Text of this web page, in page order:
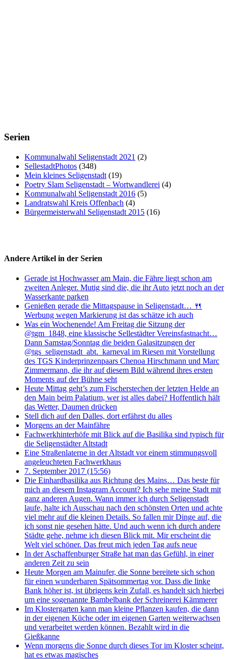
Serien
Kommunalwahl Seligenstadt 2021 (2)
SellestadtPhotos (348)
Mein kleines Seligenstadt (19)
Poetry Slam Seligenstadt – Wortwandlerei (4)
Kommunalwahl Seligenstadt 2016 (5)
Landratswahl Kreis Offenbach (4)
Bürgermeisterwahl Seligenstadt 2015 (16)
Andere Artikel in der Serien
Gerade ist Hochwasser am Main, die Fähre liegt schon am
zweiten Anleger. Mutig sind die, die ihr Auto jetzt noch an der
Wasserkante parken
Genießen gerade die Mittagspause in Seligenstadt… 🍴
Werbung wegen Markierung ist das schätze ich auch
Was ein Wochenende! Am Freitag die Sitzung der
@tgm_1848, eine klassische Sellestädter Vereinsfastnacht…
Dann Samstag/Sonntag die beiden Galasitzungen der
@tgs_seligenstadt_abt._karneval im Riesen mit Vorstellung
des TGS Kinderprinzenpaars Chenoa Hirschmann und Marc
Zimmermann, die ihr auf diesem Bild während ihres ersten
Moments auf der Bühne seht
Heute Mittag geht’s zum Fischerstechen der letzten Helde an
den Main beim Palatium, wer ist alles dabei? Hoffentlich hält
das Wetter, Daumen drücken
Stell dich auf den Dalles, dort erfährst du alles
Morgens an der Mainfähre
Fachwerkhinterhöfe mit Blick auf die Basilika sind typisch für
die Seligenstädter Altstadt
Eine Straßenlaterne in der Altstadt vor einem stimmungsvoll
angeleuchteten Fachwerkhaus
7. September 2017 (15:56)
Die Einhardbasilika aus Richtung des Mains… Das beste für
mich an diesem Instagram Account? Ich sehe meine Stadt mit
ganz anderen Augen. Wann immer ich durch Seligenstadt
laufe, halte ich Ausschau nach den schönsten Orten und achte
viel mehr auf die kleinen Details. So fallen mir Dinge auf, die
ich sonst nie gesehen hätte. Und auch wenn ich durch andere
Städte gehe, nehme ich diesen Blick mit. Mir erscheint die
Welt viel schöner. Das freut mich jeden Tag aufs neue
In der Aschaffenburger Straße hat man das Gefühl, in einer
anderen Zeit zu sein
Heute Morgen am Mainufer, die Sonne bereitete sich schon
für einen wunderbaren Spätsommertag vor. Dass die linke
Bank höher ist, ist übrigens kein Zufall, es handelt sich hierbei
um eine sogenannte Bambelbank der Schreinerei Kämmerer
Im Klostergarten kann man kleine Pflanzen kaufen, die dann
in der eigenen Küche oder im eigenen Garten weiterwachsen
und verarbeitet werden können. Bezahlt wird in die
Gießkanne
Wenn morgens die Sonne durch dieses Tor im Kloster scheint,
hat es etwas magisches